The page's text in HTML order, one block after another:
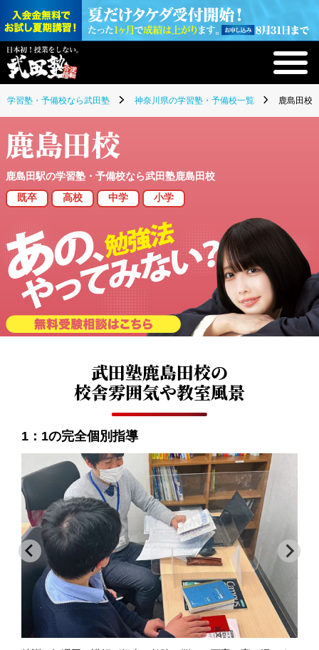
学習塾・予備校なら武田塾 神奈川県の学習塾・予備校一覧 鹿島田校(
鹿島田校
鹿島田駅の学習塾・予備校なら武田塾鹿島田校
既卒 高校 中学 小学
武田塾鹿島田校の
校舎雰囲気や教室風景
1：1の完全個別指導